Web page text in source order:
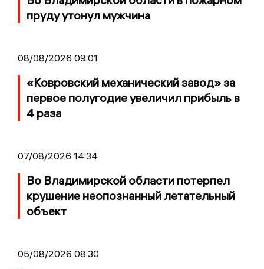
пруду утонул мужчина
08/08/2026 09:01
«Ковровский механический завод» за
первое полугодие увеличил прибыль в
4 раза
07/08/2026 14:34
Во Владимирской области потерпел
крушение неопознанный летательный
объект
05/08/2026 08:30